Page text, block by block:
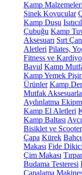
Kamp Malzemeleri
Sinek Kovucular
Kamp Duşu
Çubuğu Kamp
Aksesuarı Sırt
Aletleri Pilates,
Fitness ve
Bavul Kamp
Kamp Yemek
Ürünler Kamp
Mutfak
Aydınlatma
Kamp El Aletleri
Kamp Baltası
Bisiklet ve Scooter
Çapa Kürek
Makası Fide
Çim Makası
Budama Testeresi
Çapalama